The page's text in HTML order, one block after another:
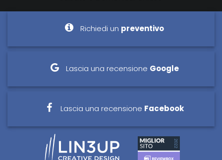
Richiedi un preventivo
Lascia una recensione Google
Lascia una recensione Facebook